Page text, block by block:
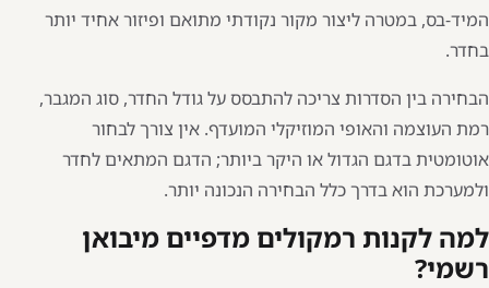
המיד-בס, במטרה ליצור מקור נקודתי מתואם ופיזור אחיד יותר
בחדר.
הבחירה בין הסדרות צריכה להתבסס על גודל החדר, סוג המגבר,
רמת העוצמה והאופי המוזיקלי המועדף. אין צורך לבחור
אוטומטית בדגם הגדול או היקר ביותר; הדגם המתאים לחדר
ולמערכת הוא בדרך כלל הבחירה הנכונה יותר.
למה לקנות רמקולים מדפיים מיבואן
רשמי?